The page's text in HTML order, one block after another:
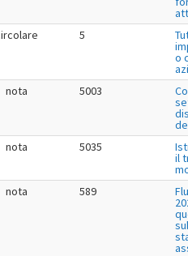
5
o
nota 5003
nota 5035
il
nota 589